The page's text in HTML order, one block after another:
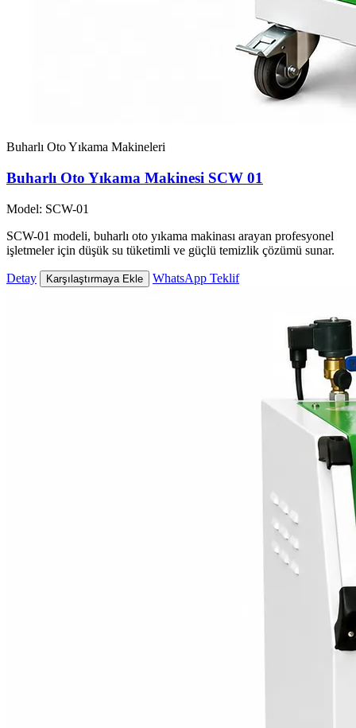
Buharlı Oto Yıkama Makineleri
Buharlı Oto Yıkama Makinesi SCW 01
Model: SCW-01
SCW-01 modeli, buharlı oto yıkama makinası arayan profesyonel
işletmeler için düşük su tüketimli ve güçlü temizlik çözümü sunar.
Detay Karşılaştırmaya Ekle WhatsApp Teklif